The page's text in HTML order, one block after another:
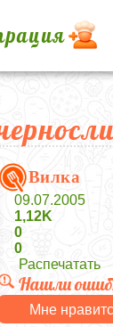
Вилка
09.07.2005
1,12K
0
0
Распечатать
Нашли
Мне